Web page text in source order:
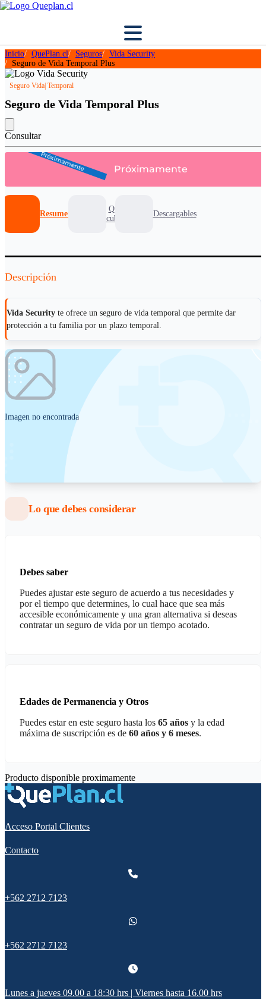
Inicio QuePlan.cl Seguros
Vida Security
Seguro de Vida Temporal Plus
Seguro Vida | Temporal
Seguro de Vida Temporal Plus
Consultar
Próximamente Próximamente
Resumen
Que
cubre
Descargables
Descripción
Vida Security te ofrece un seguro de vida temporal que permite dar
protección a tu familia por un plazo temporal.
Imagen no encontrada
Lo que debes considerar
Debes saber
Puedes ajustar este seguro de acuerdo a tus necesidades y
por el tiempo que determines, lo cual hace que sea más
accesible económicamente y una gran alternativa si deseas
contratar un seguro de vida por un tiempo acotado.
Edades de Permanencia y Otros
Puedes estar en este seguro hasta los 65 años y la edad
máxima de suscripción es de 60 años y 6 meses.
Producto disponible proximamente
Acceso Portal Clientes
Contacto
+562 2712 7123
+562 2712 7123
Lunes a jueves 09.00 a 18:30 hrs | Viernes hasta 16.00 hrs